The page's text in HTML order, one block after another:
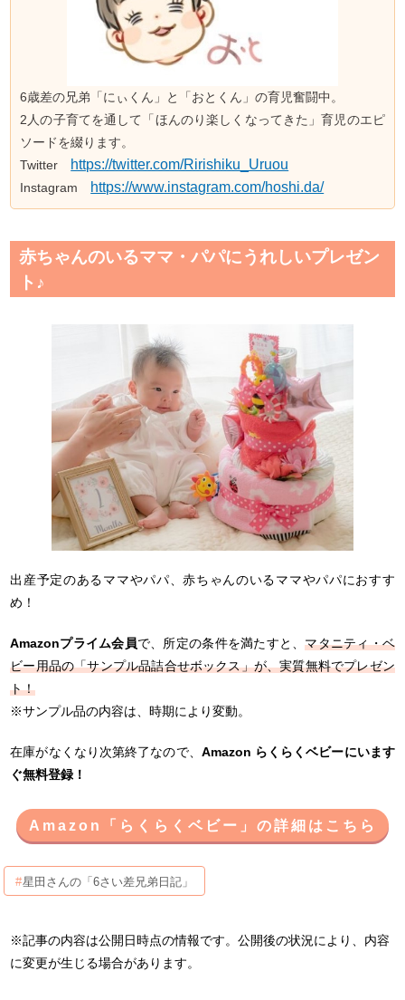
6歳差の兄弟「にぃくん」と「おとくん」の育児奮闘中。
2人の子育てを通して「ほんのり楽しくなってきた」育児のエピ
ソードを綴ります。
Twitter
https://twitter.com/Ririshiku_Uruou
Instagram https://www.instagram.com/hoshi.da/
赤ちゃんのいるママ・パパにうれしいプレゼン
ト♪
出産予定のあるママやパパ、赤ちゃんのいるママやパパにおすす
め！
Amazonプライム会員で、所定の条件を満たすと、マタニティ・ベ
ビー用品の「サンプル品詰合せボックス」が、実質無料でプレゼン
ト！
※サンプル品の内容は、時期により変動。
在庫がなくなり次第終了なので、 Amazon らくらくベビーにいます
ぐ無料登録！
Amazon「らくらくベビー」の詳細はこちら
星田さんの「6さい差兄弟日記」
※記事の内容は公開日時点の情報です。公開後の状況により、内容
に変更が生じる場合があります。